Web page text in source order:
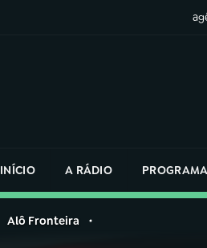
INÍCIO
A RÁDIO
Alô Fronteira